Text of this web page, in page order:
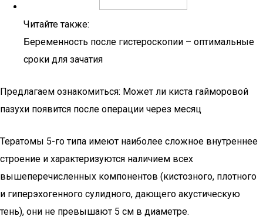
Читайте также:
Беременность после гистероскопии – оптимальные
сроки для зачатия
Предлагаем ознакомиться: Может ли киста гайморовой
пазухи появится после операции через месяц
Тератомы 5-го типа имеют наиболее сложное внутреннее
строение и характеризуются наличием всех
вышеперечисленных компонентов (кистозного, плотного
и гиперэхогенного сулидного, дающего акустическую
тень), они не превышают 5 см в диаметре.